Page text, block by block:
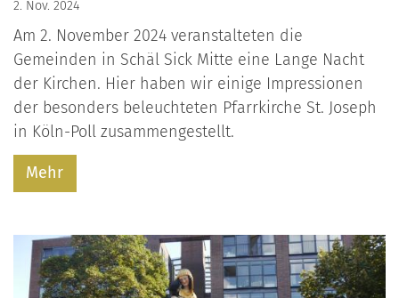
2. Nov. 2024
Am 2. November 2024 veranstalteten die
Gemeinden in Schäl Sick Mitte eine Lange Nacht
der Kirchen. Hier haben wir einige Impressionen
der besonders beleuchteten Pfarrkirche St. Joseph
in Köln-Poll zusammengestellt.
Mehr